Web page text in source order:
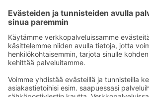
S-ryhmä
Asiakasomistajuus
Yhteishyvä Ruoka -sovellus
S-ostoslista -sovellus
Prisma.fi
Sokos.fi
S-Pankki
Yhteishyvä